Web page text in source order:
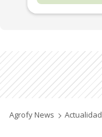
Agrofy News Actualidad